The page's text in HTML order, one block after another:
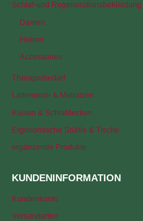
Schlaf-und Regenerationsbekleidung
Damen
Herren
Accessoires
Therapiebedarf
Lattenroste & Matratzen
Kissen & Schlafdecken
Ergonomische Stühle & Tische
ergänzende Produkte
KUNDENINFORMATION
Kundenkonto
Versandarten